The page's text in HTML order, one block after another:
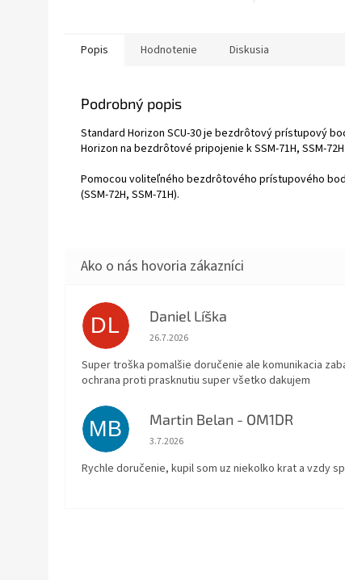
SDD-14. Umožňuje diaľkové
rádia Standard Horizon s pevnou
programovateľné klávesy
umožňujú rýchle a jednoduché
patrí núdzové stroboskopické
svetlo aktivované vodou, funkcia
bezdrôtového prístupového bodu
mikrofóny s diaľkovým prístupom
RAM4X (SSM-72H).
LAT/LON, SOG,
Popis Hodnotenie Diskusia
Podrobný popis
Standard Horizon SCU-30 je bezdrôtový prístupový
Horizon na bezdrôtové pripojenie k SSM-71H, SSM-
Pomocou voliteľného bezdrôtového prístupového
(SSM-72H, SSM-71H).
DL Daniel Líška
Hodnotenie obchodu je 5 z 5 hviezdičiek.
26.7.2026
Super troška pomalšie doručenie ale komunikacia
ochrana proti prasknutiu super všetko dakujem
MB Martin Belan - OM1DR
Hodnotenie obchodu je 5 z 5 hviezdičiek.
3.7.2026
Rychle doručenie, kupil som uz niekolko krat a vzdy